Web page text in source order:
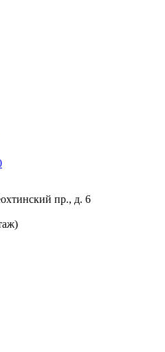
пр., д. 6